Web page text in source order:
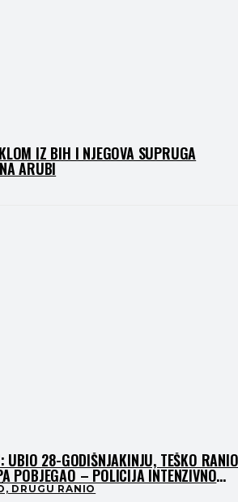
IZ BIH I NJEGOVA SUPRUGA
ARUBI
UBIO 28-GODIŠNJAKINJU, TEŠKO RANIO
POBJEGAO – POLICIJA INTENZIVNO
DRUGU RANIO